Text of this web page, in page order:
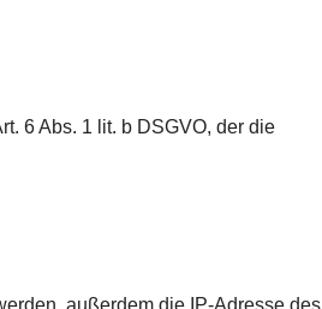
6 Abs. 1 lit. b DSGVO, der die
außerdem die IP-Adresse des